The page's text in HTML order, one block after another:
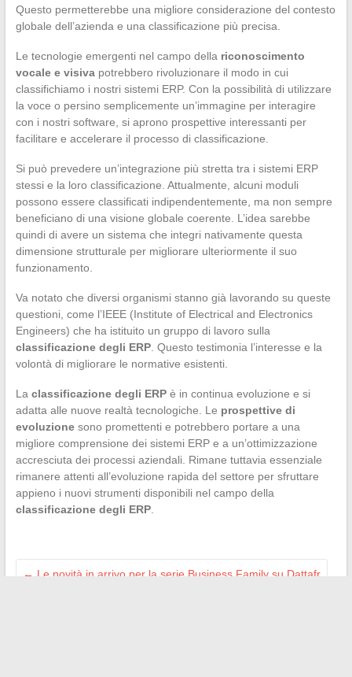
Questo permetterebbe una migliore considerazione del contesto
globale dell’azienda e una classificazione più precisa.
Le tecnologie emergenti nel campo della riconoscimento
vocale e visivapotrebbero rivoluzionare il modo in cui
classifichiamo i nostri sistemi ERP. Con la possibilità di utilizzare
la voce o persino semplicemente un’immagine per interagire
con i nostri software, si aprono prospettive interessanti per
facilitare e accelerare il processo di classificazione.
Si può prevedere un’integrazione più stretta tra i sistemi ERP
stessi e la loro classificazione. Attualmente, alcuni moduli
possono essere classificati indipendentemente, ma non sempre
beneficiano di una visione globale coerente. L’idea sarebbe
quindi di avere un sistema che integri nativamente questa
dimensione strutturale per migliorare ulteriormente il suo
funzionamento.
Va notato che diversi organismi stanno già lavorando su queste
questioni, come l’IEEE (Institute of Electrical and Electronics
Engineers) che ha istituito un gruppo di lavoro sulla
classificazione degli ERP. Questo testimonia l’interesse e la
volontà di migliorare le normative esistenti.
La classificazione degli ERPè in continua evoluzione e si
adatta alle nuove realtà tecnologiche. Le prospettive di
evoluzionesono promettenti e potrebbero portare a una
migliore comprensione dei sistemi ERP e a un’ottimizzazione
accresciuta dei processi aziendali. Rimane tuttavia essenziale
rimanere attenti all’evoluzione rapida del settore per sfruttare
appieno i nuovi strumenti disponibili nel campo della
classificazione degli ERP.
← Le novità in arrivo per la serie Business Family su Dattafr